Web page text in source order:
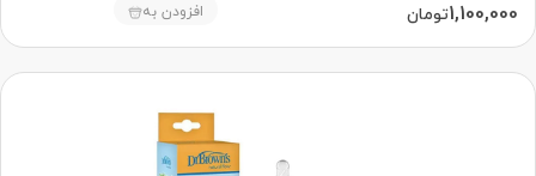
1,100,000تومان افزودن به